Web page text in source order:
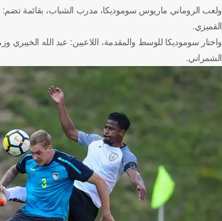
ولعب الروماني ماريوس سوموديكا، مدرب الشباب، بقائمة تضم:
القميزي.
واختار سوموديكا للوسط والمقدمة، اللاعبين: عبد الله
الشمراني.